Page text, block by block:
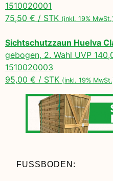
1510020001
75,50 € / STK (inkl. 19%
Sichtschutzzaun Huelva
gebogen, 2. Wahl UVP
1510020003
95,00 € / STK (inkl. 19%
FUSSBODEN: